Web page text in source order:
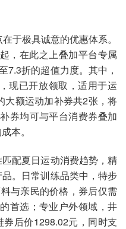
于极具诚意的优惠体系。
，在此之上叠加平台专属
7.3折的超值力度。其中，
现已开放领取，适用于运
大额运动加补券共2张，将
券均可与平台消费券叠加
本。
配夏日运动消费趋势，精
。日常训练品类中，特步
与亲民的价格，券后仅需
首选；专业户外领域，井
后价1298.02元，同时支